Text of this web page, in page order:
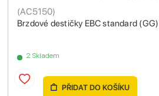
Brzdové destičky EBC standard
(AC5150)
2 Skladem
PŘIDAT DO KOŠÍKU